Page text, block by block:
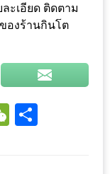
ะเอียด ติดตาม
องร้านกินโต
WeChat